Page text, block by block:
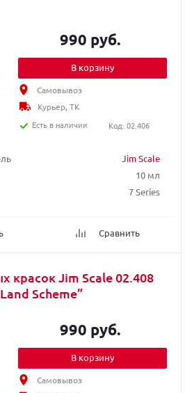
Jim Scale
10 мл
7 Series
Сравнить
990 руб.
В корзину
Самовывоз
Курьер, ТК
Есть в наличии
Код: 02.406
красок Jim Scale 02.408
Scheme”
990 руб.
В корзину
Самовывоз